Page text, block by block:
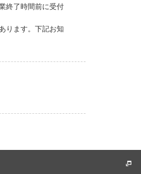
終了時間前に受付
ります。下記お知